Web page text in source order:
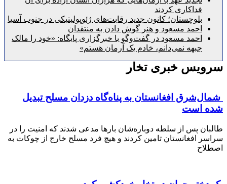
فداکاری کردند
بلوچستان؛ کانون جدید رقابت‌های ژئوپولیتیکی در جنوب آسیا
احمد مسعود و هنر گوش دادن به منتقدان
احمد مسعود در گفت‌وگو با خبرگزاری پایگاه: «خود را مالک
جبهه نمی‌دانم، خادم یک آرمان هستم»
خبری تخار
افغانستان به پناه‌گاه دزدان مسلح تبدیل
است
پس از سلطه دوباره‌شان بارها مدعی شدند که امنیت را در
افغانستان تامین کردند و هیچ فرد مسلح خارج از چوکات به